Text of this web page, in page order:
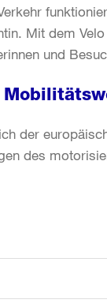
Mit dem
und
der
des